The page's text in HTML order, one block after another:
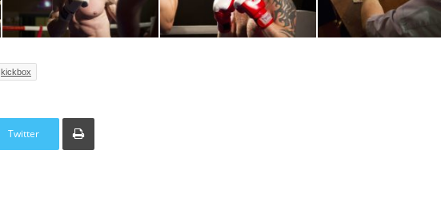
kickbox
Twitter
Tisknout